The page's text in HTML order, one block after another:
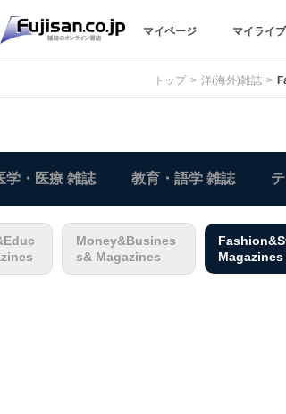
マイページ マイライ
トップ 洋(海外)雑誌
学・医療 雑誌 教育・語学 雑誌
Money&Busines
s& Magazines
Magazines